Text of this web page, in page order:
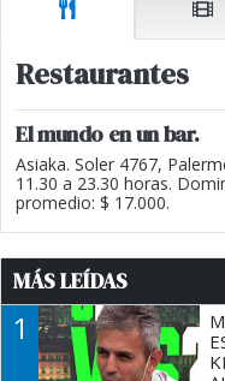
Restaurantes
El mundo en un bar.
Asiaka. Soler 4767,
11.30 a 23.30 horas.
promedio: $ 17.000.
MÁS LEÍDAS
1